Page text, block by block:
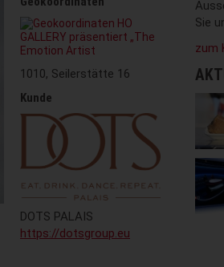
1010, Seilerstätte 16
Kunde
DOTS PALAIS
https://dotsgroup.eu
Sie
zum